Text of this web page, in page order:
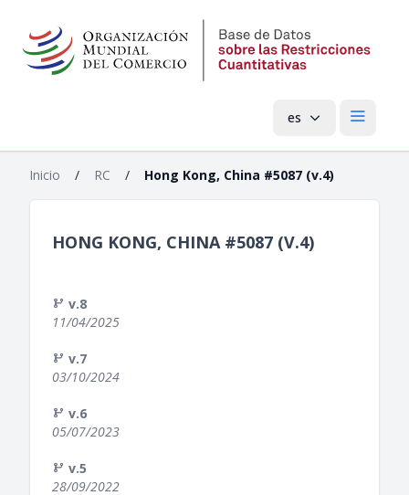
es Menú
Inicio / RC / Hong Kong, China #5087 (v.4)
HONG KONG, CHINA #5087 (V.4)
v.8
11/04/2025
v.7
03/10/2024
v.6
05/07/2023
v.5
28/09/2022